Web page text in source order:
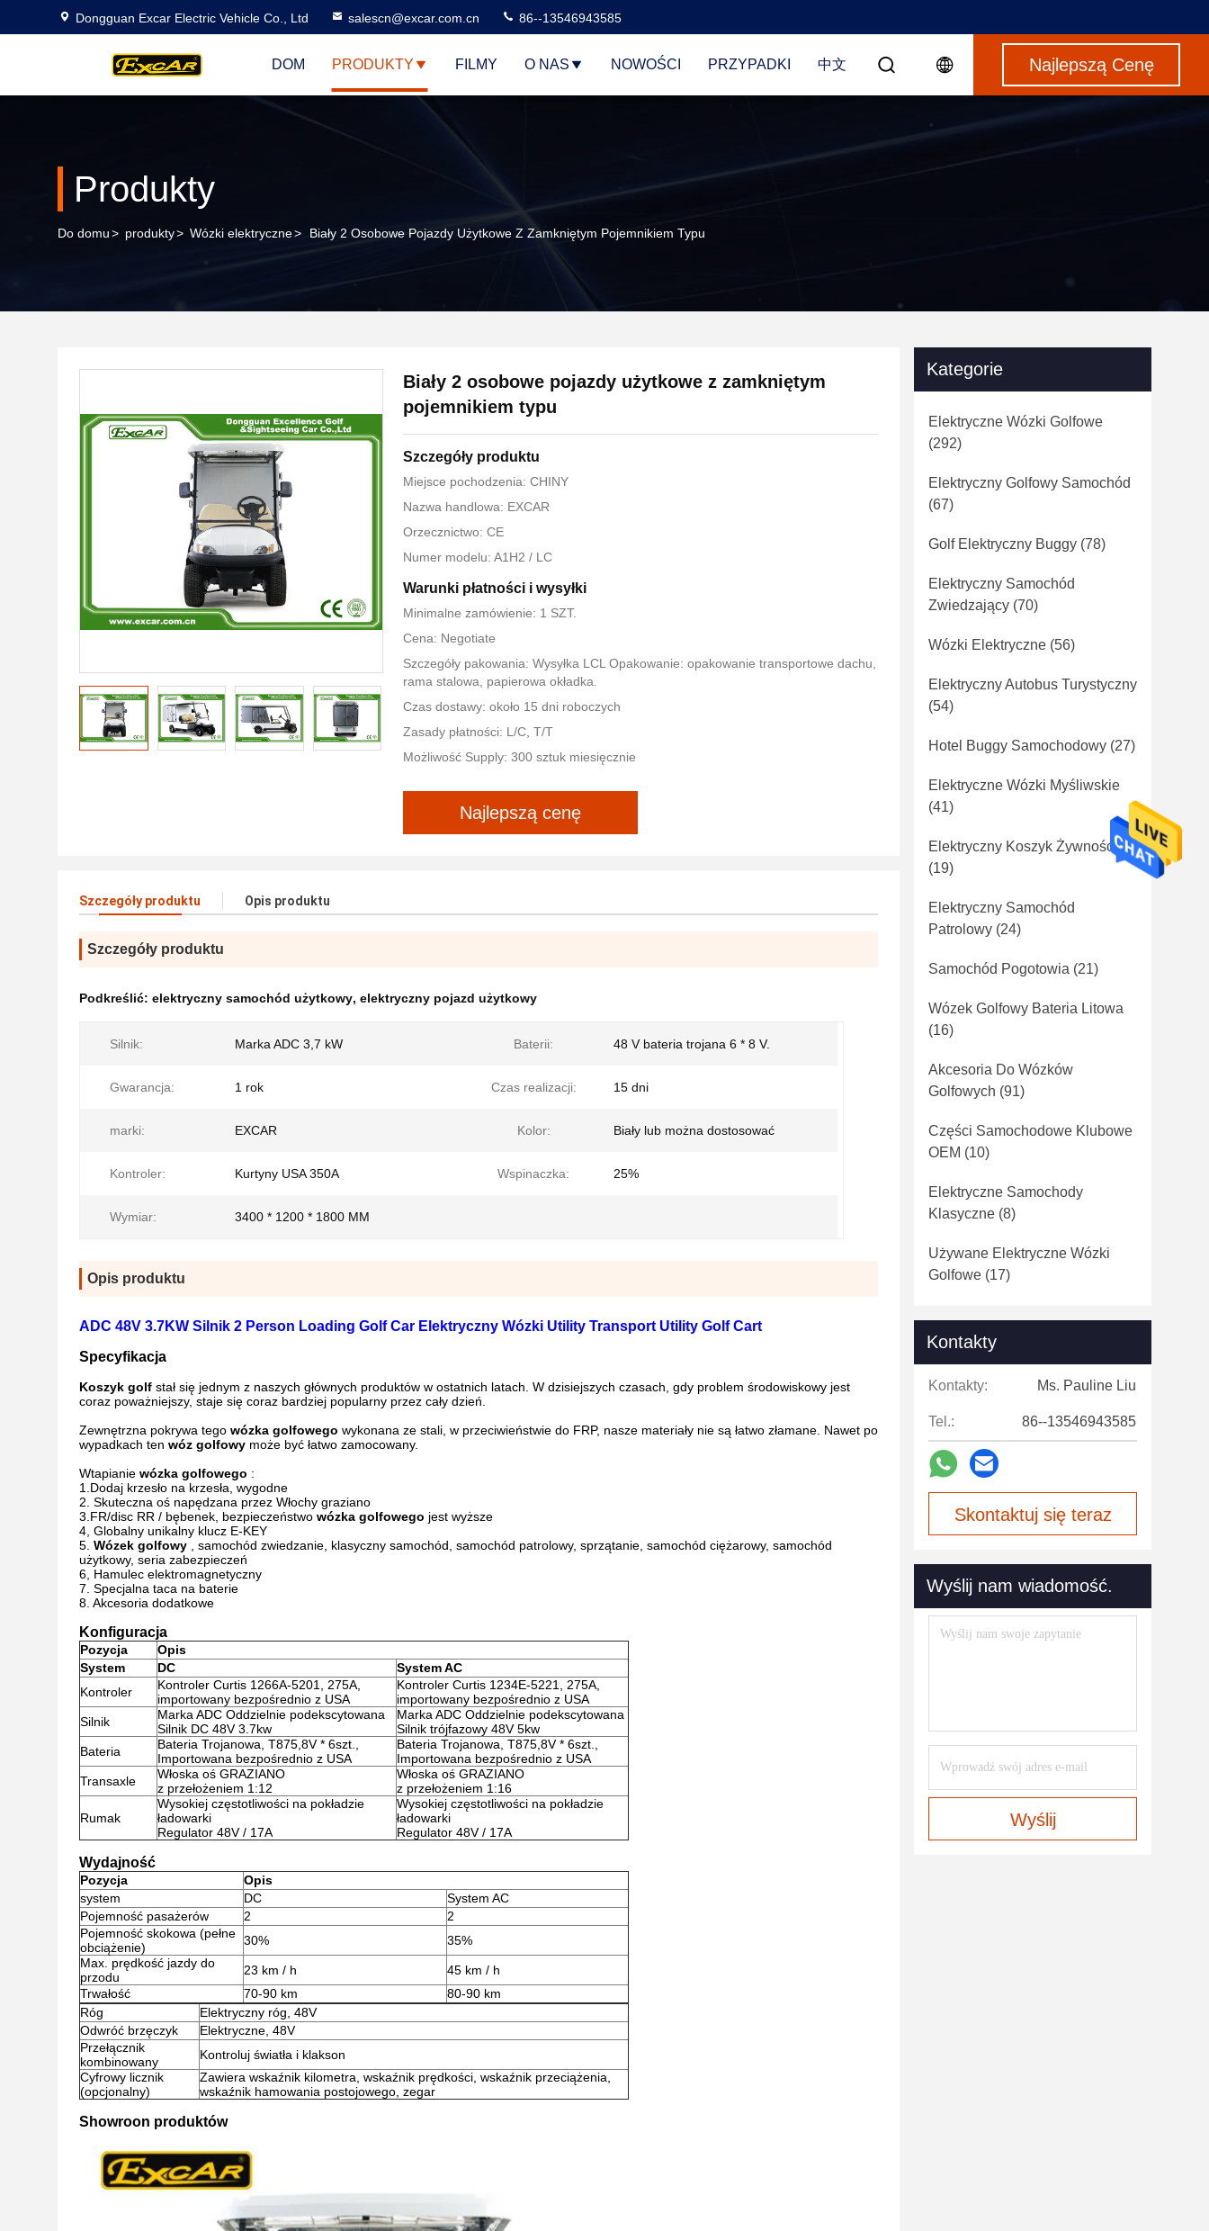
Dongguan Excar Electric Vehicle Co., Ltd salescn@excar.com.cn 86--13546943585
DOM PRODUKTY FILMY O NAS NOWOŚCI PRZYPADKI 中文 Najlepszą Cenę
Produkty
Do domu> produkty> Wózki elektryczne> Biały 2 Osobowe Pojazdy Użytkowe Z Zamkniętym Pojemnikiem Typu
Biały 2 osobowe pojazdy użytkowe z zamkniętym
pojemnikiem typu
Szczegóły produktu
Miejsce pochodzenia: CHINY
Nazwa handlowa: EXCAR
Orzecznictwo: CE
Numer modelu: A1H2 / LC
Warunki płatności i wysyłki
Minimalne zamówienie: 1 SZT.
Cena: Negotiate
Szczegóły pakowania: Wysyłka LCL Opakowanie: opakowanie transportowe dachu,
rama stalowa, papierowa okładka.
Czas dostawy: około 15 dni roboczych
Zasady płatności: L/C, T/T
Możliwość Supply: 300 sztuk miesięcznie
Najlepszą cenę
Szczegóły produktu Opis produktu
Szczegóły produktu
Podkreślić: elektryczny samochód użytkowy, elektryczny pojazd użytkowy
Silnik: Marka ADC 3,7 kW Baterii: 48 V bateria trojana 6 * 8 V.
Gwarancja: 1 rok Czas realizacji: 15 dni
marki: EXCAR Kolor: Biały lub można dostosować
Kontroler: Kurtyny USA 350A Wspinaczka: 25%
Wymiar: 3400 * 1200 * 1800 MM
Opis produktu
ADC 48V 3.7KW Silnik 2 Person Loading Golf Car Elektryczny Wózki Utility Transport Utility Golf Cart
Specyfikacja
Koszyk golf stał się jednym z naszych głównych produktów w ostatnich latach. W dzisiejszych czasach, gdy problem środowiskowy jest
coraz poważniejszy, staje się coraz bardziej popularny przez cały dzień.
Zewnętrzna pokrywa tego wózka golfowego wykonana ze stali, w przeciwieństwie do FRP, nasze materiały nie są łatwo złamane. Nawet po
wypadkach ten wóz golfowy może być łatwo zamocowany.
Wtapianie wózka golfowego :
1.Dodaj krzesło na krzesła, wygodne
2. Skuteczna oś napędzana przez Włochy graziano
3.FR/disc RR / bębenek, bezpieczeństwo wózka golfowego jest wyższe
4, Globalny unikalny klucz E-KEY
5. Wózek golfowy , samochód zwiedzanie, klasyczny samochód, samochód patrolowy, sprzątanie, samochód ciężarowy, samochód
użytkowy, seria zabezpieczeń
6, Hamulec elektromagnetyczny
7. Specjalna taca na baterie
8. Akcesoria dodatkowe
Konfiguracja
Pozycja
Opis
System
DC
System AC
Kontroler
Kontroler Curtis 1266A-5201, 275A,
importowany bezpośrednio z USA
Kontroler Curtis 1234E-5221, 275A,
importowany bezpośrednio z USA
Silnik
Marka ADC Oddzielnie podekscytowana
Silnik DC 48V 3.7kw
Marka ADC Oddzielnie podekscytowana
Silnik trójfazowy 48V 5kw
Bateria
Bateria Trojanowa, T875,8V * 6szt.,
Importowana bezpośrednio z USA
Bateria Trojanowa, T875,8V * 6szt.,
Importowana bezpośrednio z USA
Transaxle
Włoska oś GRAZIANO
z przełożeniem 1:12
Włoska oś GRAZIANO
z przełożeniem 1:16
Rumak
Wysokiej częstotliwości na pokładzie
ładowarki
Regulator 48V / 17A
Wysokiej częstotliwości na pokładzie
ładowarki
Regulator 48V / 17A
Wydajność
Pozycja
Opis
system
DC
System AC
Pojemność pasażerów
2
2
Pojemność skokowa (pełne
obciążenie)
30%
35%
Max. prędkość jazdy do
przodu
23 km / h
45 km / h
Trwałość
70-90 km
80-90 km
Róg
Elektryczny róg, 48V
Odwróć brzęczyk
Elektryczne, 48V
Przełącznik
kombinowany
Kontroluj światła i klakson
Cyfrowy licznik
(opcjonalny)
Zawiera wskaźnik kilometra, wskaźnik prędkości, wskaźnik przeciążenia,
wskaźnik hamowania postojowego, zegar
Showroon produktów
Kategorie
Elektryczne Wózki Golfowe
(292)
Elektryczny Golfowy Samochód
(67)
Golf Elektryczny Buggy (78)
Elektryczny Samochód
Zwiedzający (70)
Wózki Elektryczne (56)
Elektryczny Autobus Turystyczny
(54)
Hotel Buggy Samochodowy (27)
Elektryczne Wózki Myśliwskie
(41)
Elektryczny Koszyk Żywności
(19)
Elektryczny Samochód
Patrolowy (24)
Samochód Pogotowia (21)
Wózek Golfowy Bateria Litowa
(16)
Akcesoria Do Wózków
Golfowych (91)
Części Samochodowe Klubowe
OEM (10)
Elektryczne Samochody
Klasyczne (8)
Używane Elektryczne Wózki
Golfowe (17)
Kontakty
Kontakty: Ms. Pauline Liu
Tel.: 86--13546943585
Skontaktuj się teraz
Wyślij nam wiadomość.
Wyślij